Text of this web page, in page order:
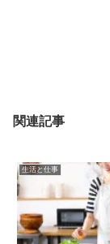
関連記事
生活と仕事